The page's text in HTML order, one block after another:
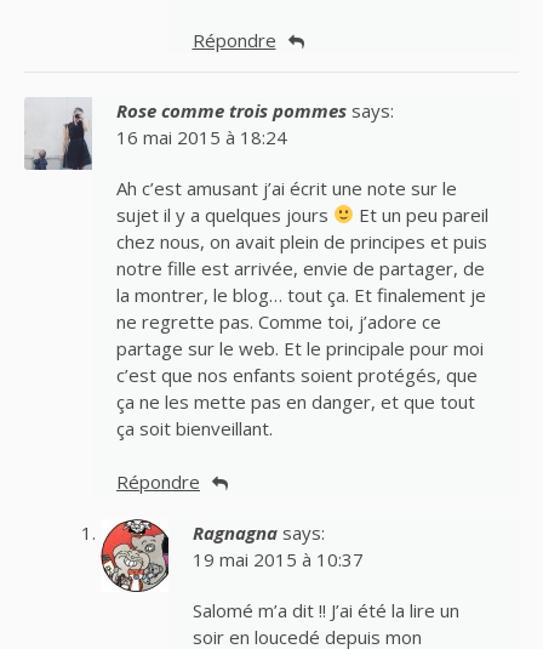
Répondre
Rose comme trois pommes says:
16 mai 2015 à 18:24
Ah c’est amusant j’ai écrit une note sur le
sujet il y a quelques jours
Et un peu pareil
chez nous, on avait plein de principes et puis
notre fille est arrivée, envie de partager, de
la montrer, le blog… tout ça. Et finalement je
ne regrette pas. Comme toi, j’adore ce
partage sur le web. Et le principale pour moi
c’est que nos enfants soient protégés, que
ça ne les mette pas en danger, et que tout
ça soit bienveillant.
Répondre
Ragnagna says:
19 mai 2015 à 10:37
Salomé m’a dit !! J’ai été la lire un
soir en loucedé depuis mon